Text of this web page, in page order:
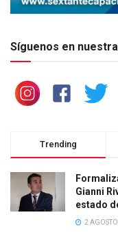
Síguenos en
Trending
Gianni
estado
2